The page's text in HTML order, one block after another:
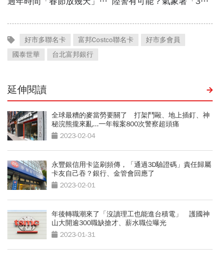
好市多聯名卡 富邦Costco聯名卡
好市多會員
國泰世華
台北富邦銀行
延伸閱讀
全球最糟的麥當勞要關了 打架鬥毆、地上插釘、神
秘浣熊攏來亂...一年報案800次警察超頭痛
2023-02-04
永豐銀信用卡盜刷頻傳，「通過3D驗證碼」責任歸屬
卡友自己吞？銀行、金管會回應了
2023-02-01
年後轉職潮來了「沒讀理工也能進台積電」 護國神
山大開逾300職缺搶才、薪水職位曝光
2023-01-31